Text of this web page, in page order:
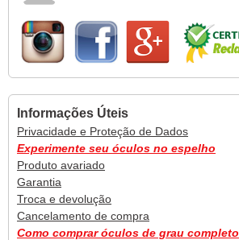
Informações Úteis
Privacidade e Proteção de Dados
Experimente seu óculos no espelho
Produto avariado
Garantia
Troca e devolução
Cancelamento de compra
Como comprar óculos de grau completo